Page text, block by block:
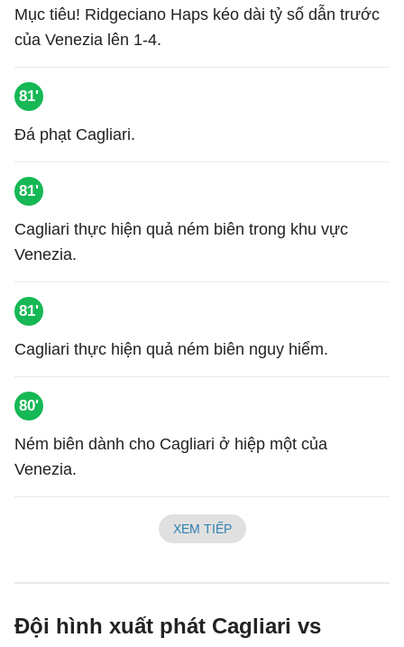
Mục tiêu! Ridgeciano Haps kéo dài tỷ số dẫn trước
của Venezia lên 1-4.
81'
Đá phạt Cagliari.
81'
Cagliari thực hiện quả ném biên trong khu vực
Venezia.
81'
Cagliari thực hiện quả ném biên nguy hiểm.
80'
Ném biên dành cho Cagliari ở hiệp một của
Venezia.
XEM TIẾP
Đội hình xuất phát Cagliari vs